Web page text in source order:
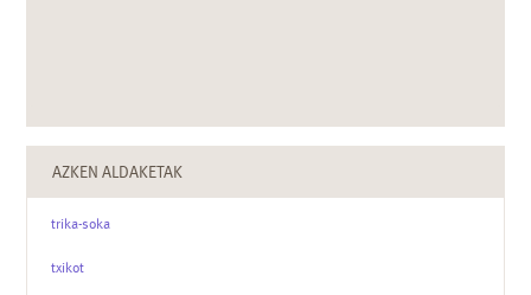
AZKEN ALDAKETAK
trika-soka
txikot